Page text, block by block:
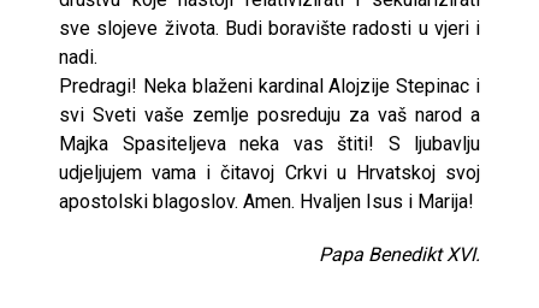
sve slojeve života. Budi boravište radosti u vjeri i
nadi.
Predragi! Neka blaženi kardinal Alojzije Stepinac i
svi Sveti vaše zemlje posreduju za vaš narod a
Majka Spasiteljeva neka vas štiti! S ljubavlju
udjeljujem vama i čitavoj Crkvi u Hrvatskoj svoj
apostolski blagoslov. Amen. Hvaljen Isus i Marija!
Papa Benedikt XVI.